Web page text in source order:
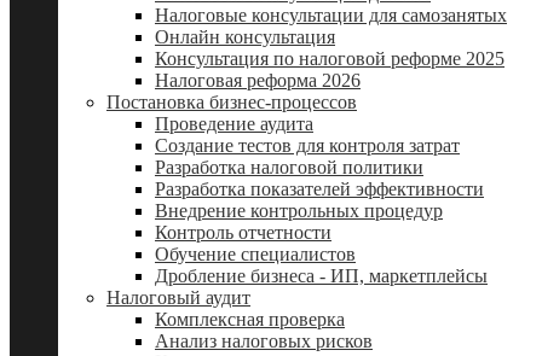
Налоговые консультации для самозанятых
Онлайн консультация
Консультация по налоговой реформе 2025
Налоговая реформа 2026
Постановка бизнес-процессов
Проведение аудита
Создание тестов для контроля затрат
Разработка налоговой политики
Разработка показателей эффективности
Внедрение контрольных процедур
Контроль отчетности
Обучение специалистов
Дробление бизнеса - ИП, маркетплейсы
Налоговый аудит
Комплексная проверка
Анализ налоговых рисков